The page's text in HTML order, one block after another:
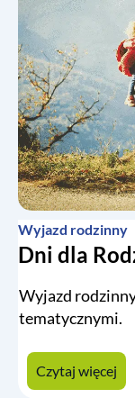
Wyjazd rodzinny
Dni dla
Wyjazd
tematycznymi.
Czytaj więcej